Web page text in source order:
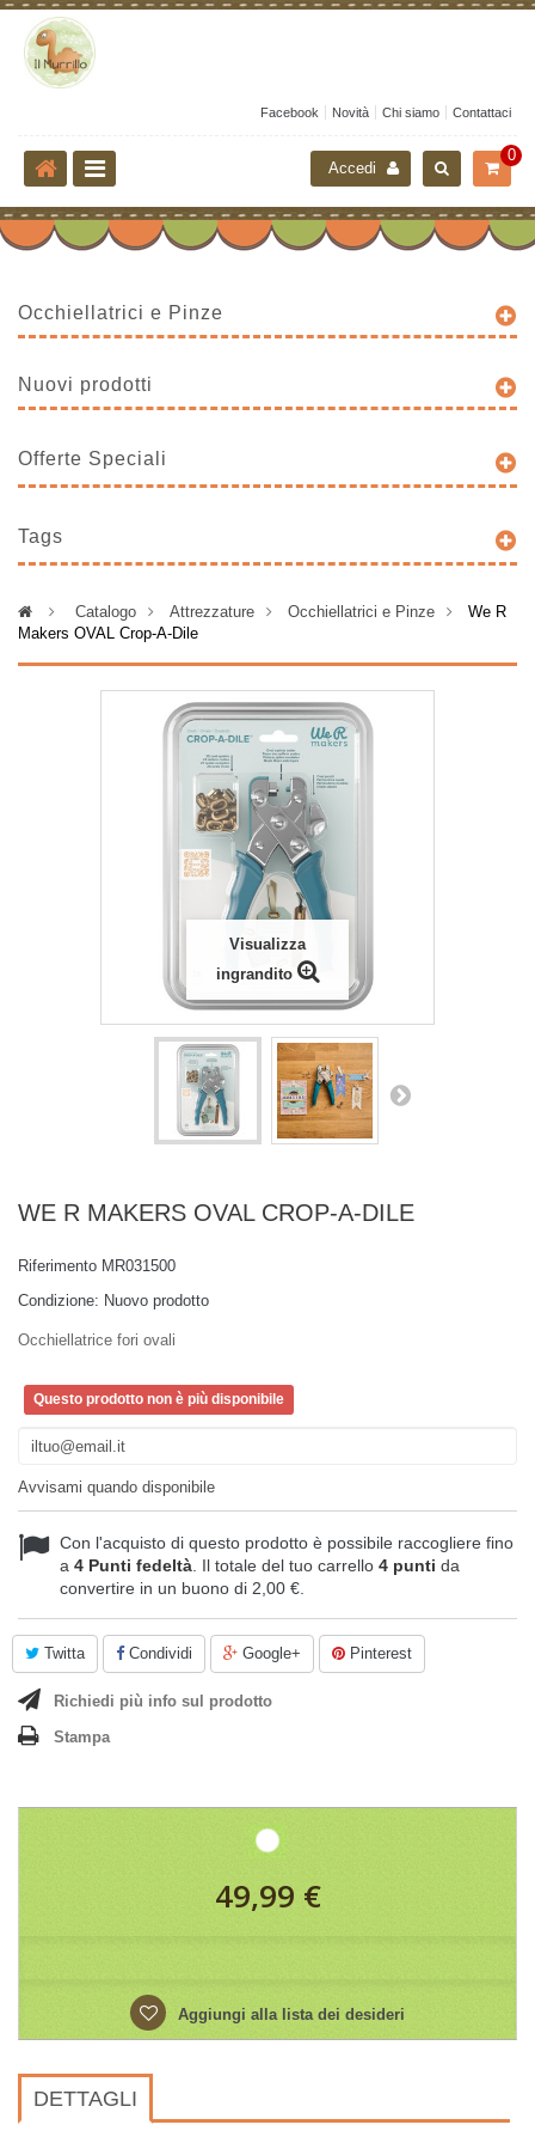
Facebook Novità Chi siamo Contattaci
0
Accedi
Occhiellatrici e Pinze
Nuovi prodotti
Offerte Speciali
Tags
> Catalogo > Attrezzature > Occhiellatrici e Pinze >
We R
Makers OVAL Crop-A-Dile
Visualizza
ingrandito
WE R MAKERS OVAL CROP-A-DILE
Riferimento MR031500
Condizione: Nuovo prodotto
Occhiellatrice fori ovali
Questo prodotto non è più disponibile
Avvisami quando disponibile
Con l'acquisto di questo prodotto è possibile raccogliere fino
a 4 Punti fedeltà . Il totale del tuo carrello 4 punti da
convertire in un buono di 2,00 €
Twitta Condividi Google+ Pinterest
Richiedi più info sul prodotto
Stampa
49,99 €
Aggiungi alla lista dei desideri
DETTAGLI